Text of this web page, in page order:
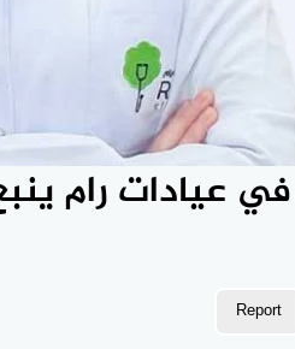
في عيادات رام
Report